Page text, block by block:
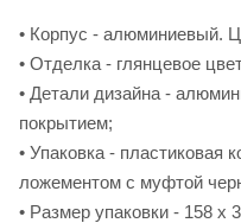
• Корпус - алюминиевый.
• Отделка - глянцевое
• Детали дизайна -
покрытием;
• Упаковка - пластиковая
ложементом с муфтой
• Размер упаковки - 158 х